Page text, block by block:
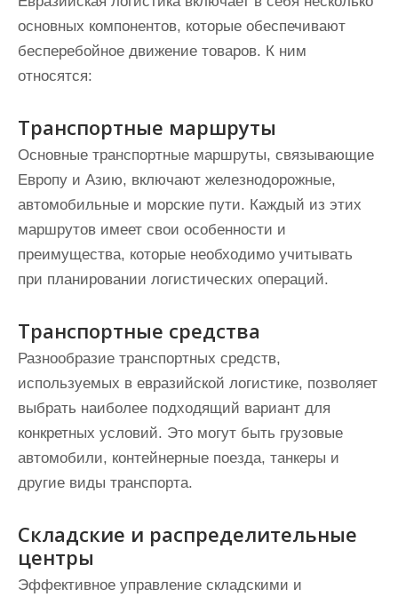
основных компонентов, которые обеспечивают
бесперебойное движение товаров. К ним
относятся:
Транспортные маршруты
Основные транспортные маршруты, связывающие
Европу и Азию, включают железнодорожные,
автомобильные и морские пути. Каждый из этих
маршрутов имеет свои особенности и
преимущества, которые необходимо учитывать
при планировании логистических операций.
Транспортные средства
Разнообразие транспортных средств,
используемых в евразийской логистике, позволяет
выбрать наиболее подходящий вариант для
конкретных условий. Это могут быть грузовые
автомобили, контейнерные поезда, танкеры и
другие виды транспорта.
Складские и распределительные
центры
Эффективное управление складскими и